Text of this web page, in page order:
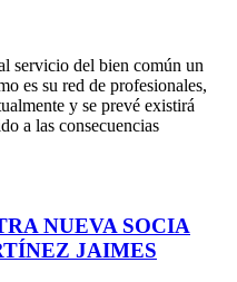
servicio del bien común un
es su red de profesionales,
y se prevé existirá
a las consecuencias
NUEVA SOCIA
JAIMES